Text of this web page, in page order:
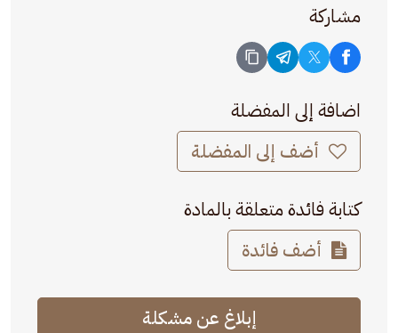
مشاركة
اضافة إلى المفضلة
أضف إلى المفضلة
كتابة فائدة متعلقة بالمادة
أضف فائدة
إبلاغ عن مشكلة